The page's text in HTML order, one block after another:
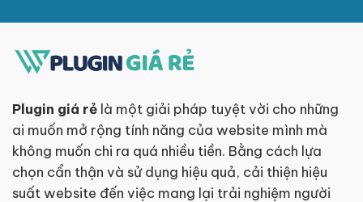
Plugin giá rẻ là một giải pháp tuyệt vời cho những
ai muốn mở rộng tính năng của website mình mà
không muốn chi ra quá nhiều tiền. Bằng cách lựa
chọn cẩn thận và sử dụng hiệu quả, cải thiện hiệu
suất website đến việc mang lại trải nghiệm người